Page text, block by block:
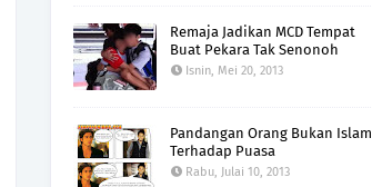
Remaja Jadikan MCD Tempat
Buat Pekara Tak Senonoh
Isnin, Mei 20, 2013
Pandangan Orang Bukan Islam
Terhadap Puasa
Rabu, Julai 10, 2013